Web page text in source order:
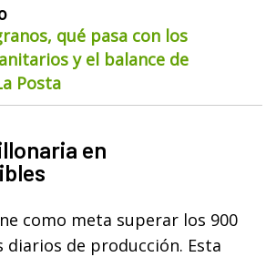
qué pasa con los
y el balance de
Posta
en
como meta superar los 900
diarios de producción. Esta